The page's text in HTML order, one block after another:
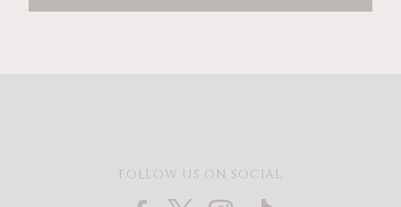
FOLLOW US ON SOCIAL